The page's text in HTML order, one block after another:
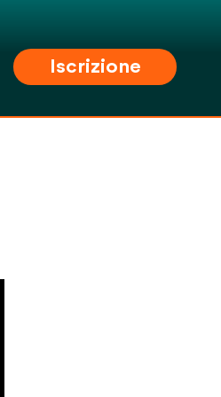
Iscrizione